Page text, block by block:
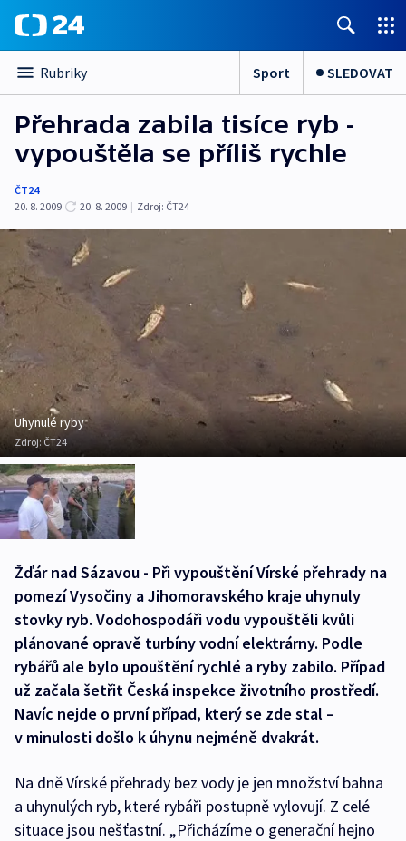
Rubriky Sport SLEDOVAT
Přehrada zabila tisíce ryb -
vypouštěla se příliš rychle
ČT24
20. 8. 2009
20. 8. 2009 | Zdroj: ČT24
Uhynulé ryby
Zdroj: ČT24
Žďár nad Sázavou - Při vypouštění Vírské přehrady na
pomezí Vysočiny a Jihomoravského kraje uhynuly
stovky ryb. Vodohospodáři vodu vypouštěli kvůli
plánované opravě turbíny vodní elektrárny. Podle
rybářů ale bylo upouštění rychlé a ryby zabilo. Případ
už začala šetřit Česká inspekce životního prostředí.
Navíc nejde o první případ, který se zde stal –
v minulosti došlo k úhynu nejméně dvakrát.
Na dně Vírské přehrady bez vody je jen množství bahna
a uhynulých ryb, které rybáři postupně vylovují. Z celé
situace jsou nešťastní. „Přicházíme o generační hejno